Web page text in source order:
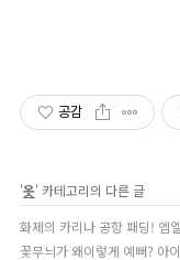
공감
'옷' 카테고리의 다른 글
화제의 카리나 공항 패딩! 엠
꽃무늬가 왜이렇게 예뻐? 아